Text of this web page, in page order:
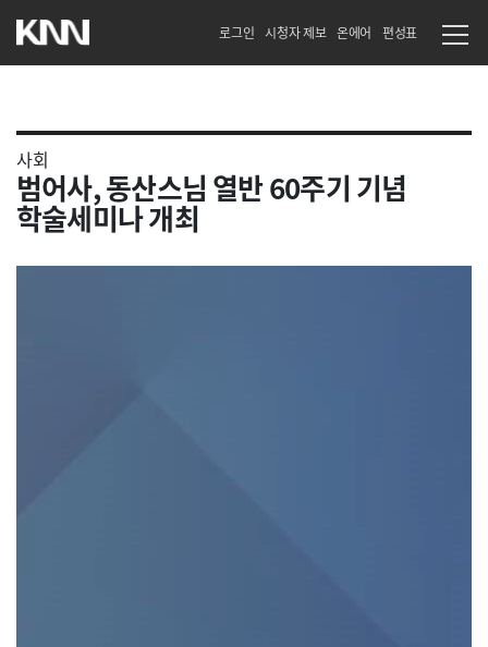
로그인 시청자 제보 온에어 편성표
사회
범어사, 동산스님 열반 60주기 기념
학술세미나 개최